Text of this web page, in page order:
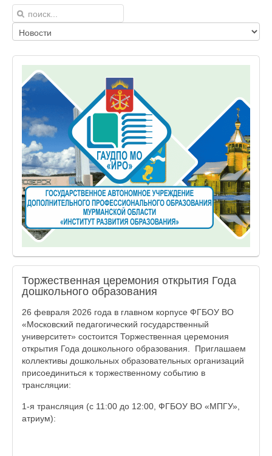
Торжественная церемония открытия Года
дошкольного образования
26 февраля 2026 года в главном корпусе ФГБОУ ВО
«Московский педагогический государственный
университет» состоится Торжественная церемония
открытия Года дошкольного образования. Приглашаем
коллективы дошкольных образовательных организаций
присоединиться к торжественному событию в
трансляции:
1-я трансляция (с 11:00 до 12:00, ФГБОУ ВО «МПГУ»,
атриум):